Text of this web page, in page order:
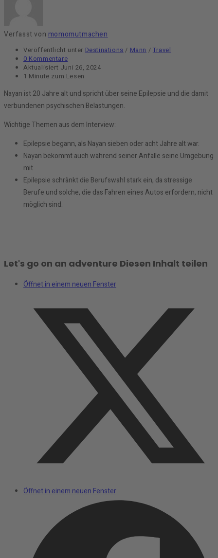
Verfasst von momomutmachen
Veröffentlicht unter Destinations / Mann / Travel
0 Kommentare
Aktualisiert Juni 26, 2024
1 Minute zum Lesen
Nayan ist 20 Jahre alt und spricht über seine Epilepsie und die damit
verbundenen psychischen Belastungen.
Wichtige Themen aus dem Interview:
Epilepsie begann, als Nayan sieben oder acht Jahre alt war.
Nayan bekommt auch während seiner Anfälle seine Umgebung
mit.
Epilepsie schränkt die Berufswahl stark ein, da stressige
Berufe und solche, die das Fahren eines Autos erfordern, nicht
möglich sind.
Let's go on an adventure Diesen Inhalt teilen
Öffnet in einem neuen Fenster
Öffnet in einem neuen Fenster